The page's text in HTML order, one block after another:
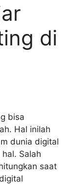
di
bisa
Hal inilah
dunia digital
Salah
saat